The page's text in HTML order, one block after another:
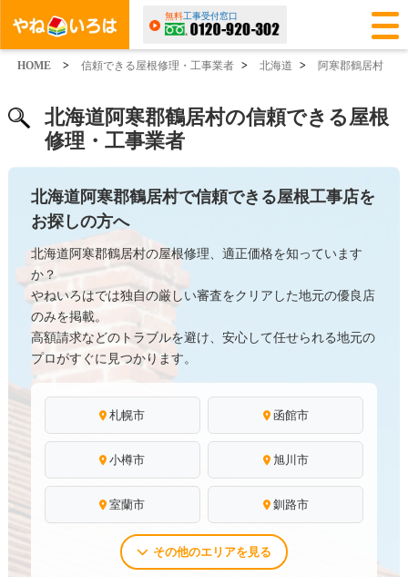
無料工事受付窓口
HOME > 信頼できる屋根修理・工事業者 > 北海道 > 阿寒郡鶴居村
北海道阿寒郡鶴居村の信頼できる屋根
修理・工事業者
北海道阿寒郡鶴居村で信頼できる屋根工事店を
お探しの方へ
北海道阿寒郡鶴居村の屋根修理、適正価格を知っています
か？
やねいろはでは独自の厳しい審査をクリアした地元の優良店
のみを掲載。
高額請求などのトラブルを避け、安心して任せられる地元の
プロがすぐに見つかります。
札幌市 函館市
小樽市 旭川市
室蘭市 釧路市
その他のエリアを見る